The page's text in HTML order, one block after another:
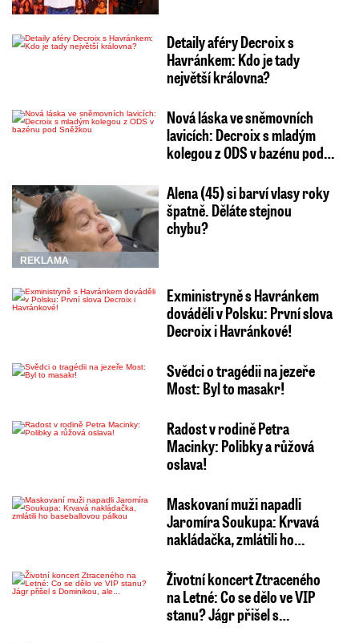
Detaily aféry Decroix s
Havránkem: Kdo je tady
největší královna?
Nová láska ve sněmovních
lavicích: Decroix s mladým
kolegou z ODS v bazénu pod…
REKLAMA
Alena (45) si barví vlasy roky
špatně. Děláte stejnou
chybu?
Exministryně s Havránkem
dováděli v Polsku: První slova
Decroix i Havránkové!
Svědci o tragédii na jezeře
Most: Byl to masakr!
Radost v rodině Petra
Macinky: Polibky a růžová
oslava!
Maskovaní muži napadli
Jaromíra Soukupa: Krvavá
nakládačka, zmlátili ho…
Životní koncert Ztraceného
na Letné: Co se dělo ve VIP
stanu? Jágr přišel s…